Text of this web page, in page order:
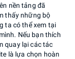
nền tảng đã
thấy những bộ
ta có thể xem tại
Nếu bạn thích
quay lại các tác
là lựa chọn hoàn